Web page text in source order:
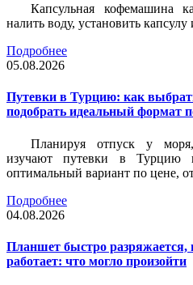
Капсульная кофемашина
налить воду, установить
Подробнее
05.08.2026
Путевки в Турцию: как
подобрать идеальный формат
Планируя отпуск у
изучают путевки в Турцию
оптимальный вариант по цене,
Подробнее
04.08.2026
Планшет быстро разряжается,
работает: что могло произойти